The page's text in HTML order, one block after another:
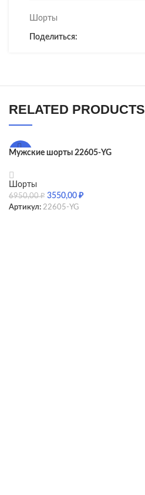
Шорты
Поделиться:
RELATED PRODUCTS
-49%
Мужские шорты 22605-YG
Шорты
6950,00₽ 3550,00 ₽
Артикул: 22605-YG